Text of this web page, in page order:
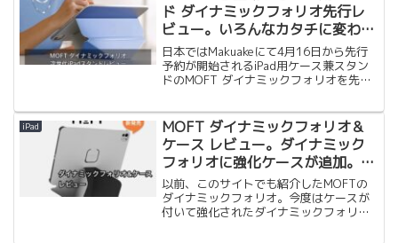
ド ダイナミックフォリオ先行レ
ビュー。いろんなカタチに変わる
のが面白い＆実用的。
日本ではMakuakeにて4月16日から先行
予約が開始されるiPad用ケース兼スタン
ドのMOFT ダイナミックフォリオを先行
iPad
MOFT ダイナミックフォリオ＆
ケース レビュー。ダイナミック
フォリオに強化ケースが追加。今
ならペンスロットが付いてきま
す。
以前、このサイトでも紹介したMOFTの
ダイナミックフォリオ。今度はケースが
付いて強化されたダイナミックフォリオ